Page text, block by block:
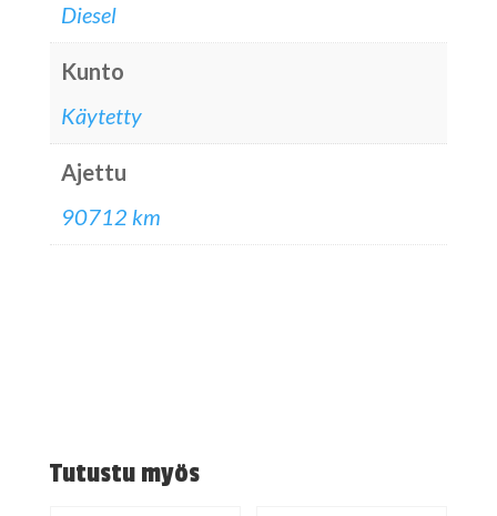
Diesel
Kunto
Käytetty
Ajettu
90712 km
Tutustu myös